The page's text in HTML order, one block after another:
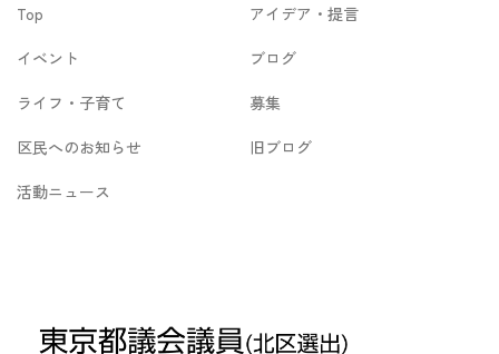
ブ
Top
アイデア・提言
イベント
ブログ
ライフ・子育て
募集
区民へのお知らせ
旧ブログ
活動ニュース